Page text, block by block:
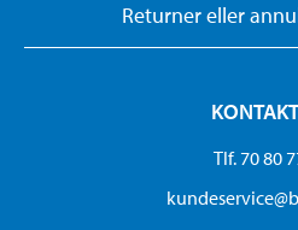
Returner eller
Tlf. 70 80